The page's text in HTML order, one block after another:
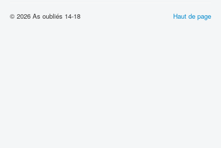
Haut de page
© 2026 As oubliés 14-18